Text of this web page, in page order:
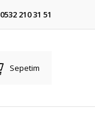
0532 210 31 51
Sepetim